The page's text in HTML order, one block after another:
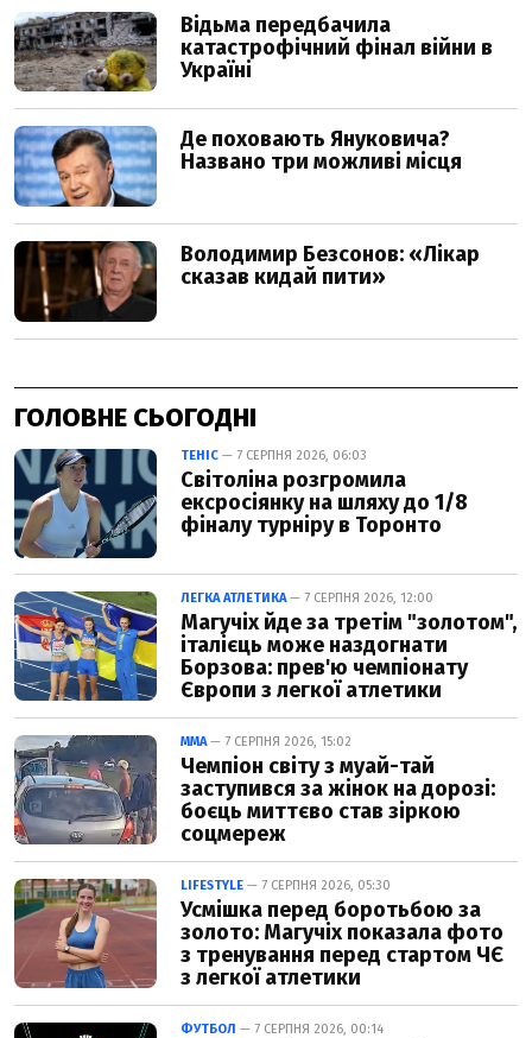
ГОЛОВНЕ СЬОГОДНІ
ТЕНІС — 7 СЕРПНЯ 2026, 06:03
Світоліна розгромила
ексросіянку на шляху до 1/8
фіналу турніру в Торонто
ЛЕГКА АТЛЕТИКА— 7 СЕРПНЯ 2026, 12:00
Магучіх йде за третім "золотом",
італієць може наздогнати
Борзова: прев'ю чемпіонату
Європи з легкої атлетики
ММА— 7 СЕРПНЯ 2026, 15:02
Чемпіон світу з муай-тай
заступився за жінок на дорозі:
боєць миттєво став зіркою
соцмереж
LIFESTYLE — 7 СЕРПНЯ 2026, 05:30
Усмішка перед боротьбою за
золото: Магучіх показала фото
з тренування перед стартом ЧЄ
з легкої атлетики
ФУТБОЛ — 7 СЕРПНЯ 2026, 00:14